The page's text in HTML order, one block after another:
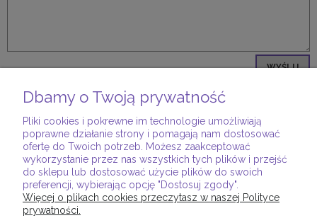
WYŚLIJ
POMOC
MOJE KONTO
Dbamy o Twoją prywatność
Pliki cookies i pokrewne im technologie umożliwiają
poprawne działanie strony i pomagają nam dostosować
ofertę do Twoich potrzeb. Możesz zaakceptować
wykorzystanie przez nas wszystkich tych plików i przejść
do sklepu lub dostosować użycie plików do swoich
preferencji, wybierając opcję "Dostosuj zgody".
Więcej o plikach cookies przeczytasz w naszej Polityce
prywatności.